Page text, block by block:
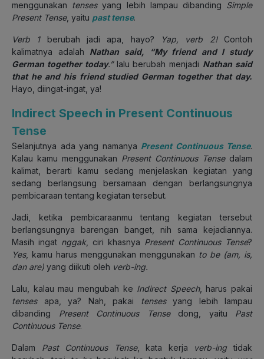
menggunakan tensesyang lebih lampau dibanding Simple
Present Tense, yaitu past tense.
Verb 1berubah jadi apa, hayo? Yap, verb 2!Contoh
kalimatnya adalah Nathan said, “My friend and I study
German together today.”lalu berubah menjadi Nathan said
that he and his friend studied German together that day.
Hayo, diingat-ingat, ya!
Indirect Speech in Present Continuous
Tense
Selanjutnya ada yang namanya Present Continuous Tense.
Kalau kamu menggunakan Present Continuous Tensedalam
kalimat, berarti kamu sedang menjelaskan kegiatan yang
sedang berlangsung bersamaan dengan berlangsungnya
pembicaraan tentang kegiatan tersebut.
Jadi, ketika pembicaraanmu tentang kegiatan tersebut
berlangsungnya barengan banget, nih sama kejadiannya.
Masih ingat nggak, ciri khasnya Present Continuous Tense?
Yes, kamu harus menggunakan menggunakan to be (am, is,
dan are) yang diikuti oleh verb-ing.
Lalu, kalau mau mengubah ke Indirect Speech, harus pakai
tensesapa, ya? Nah, pakai tensesyang lebih lampau
dibanding Present Continuous Tensedong, yaitu Past
Continuous Tense.
Dalam Past Continuous Tense, kata kerja verb-ing tidak